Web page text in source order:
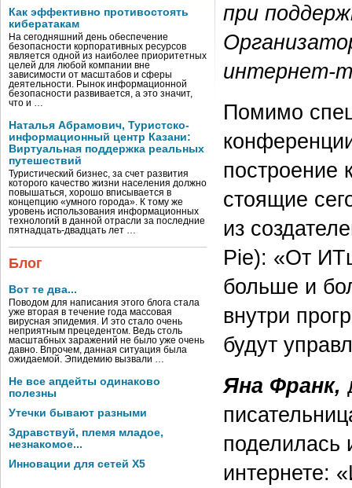
Как эффективно противостоять
кибератакам
На сегодняшний день обеспечение
безопасности корпоративных ресурсов
является одной из наиболее приоритетных
целей для любой компании вне
зависимости от масштабов и сферы
деятельности. Рынок информационной
безопасности развивается, а это значит,
что и …
Наталья Абрамович, Туристско-
информационный центр Казани:
Виртуальная поддержка реальных
путешествий
Туристический бизнес, за счет развития
которого качество жизни населения должно
повышаться, хорошо вписывается в
концепцию «умного города». К тому же
уровень использования информационных
технологий в данной отрасли за последние
пятнадцать-двадцать лет …
Блог
Вот те два...
Поводом для написания этого блога стала
уже вторая в течение года массовая
вирусная эпидемия. И это стало очень
неприятным прецедентом. Ведь столь
масштабных заражений не было уже очень
давно. Впрочем, данная ситуация была
ожидаемой. Эпидемию вызвали …
Не все апдейты одинаково
полезны
Утечки бывают разными
Здравствуй, племя младое,
незнакомое...
Инновации для сетей X5
при
интернет-
Помимо
построение
стоящие
из
Pie): «От
больше и
внутри
будут
Яна Франк,
поделилась
интернете: